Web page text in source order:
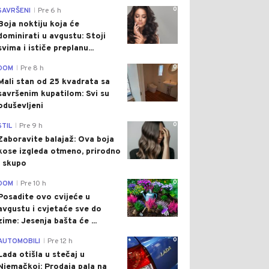
0
Pre 6 h
noktiju koja će
u avgustu: Stoji
i ističe preplanu...
0
Pre 8 h
stan od 25 kvadrata sa
kupatilom: Svi su
0
Pre 9 h
balajaž: Ova boja
izgleda otmeno, prirodno
skupo
0
Pre 10 h
ovo cvijeće u
i cvjetaće sve do
Jesenja bašta će ...
0
Pre 12 h
otišla u stečaj u
Prodaja pala na